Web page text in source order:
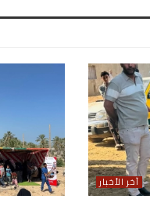
آخر الأخبار